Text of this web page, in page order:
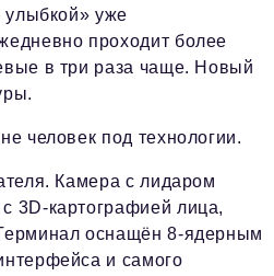
уже
проходит более
в три раза чаще. Новый
человек под технологии.
Камера с лидаром
3D-картографией лица,
оснащён 8-ядерным
и самого